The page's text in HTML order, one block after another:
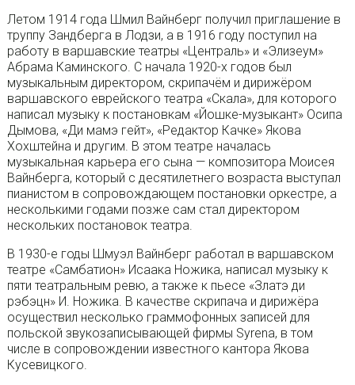
Летом 1914 года Шмил Вайнберг получил приглашение в
труппу Зандберга в Лодзи, а в 1916 году поступил на
работу в варшавские театры «Централь» и «Элизеум»
Абрама Каминского. С начала 1920-х годов был
музыкальным директором, скрипачём и дирижёром
варшавского еврейского театра «Скала», для которого
написал музыку к постановкам «Йошке-музыкант» Осипа
Дымова, «Ди мамэ гейт», «Редактор Качке» Якова
Хохштейна и другим. В этом театре началась
музыкальная карьера его сына — композитора Моисея
Вайнберга, который с десятилетнего возраста выступал
пианистом в сопровождающем постановки оркестре, а
несколькими годами позже сам стал директором
нескольких постановок театра.
В 1930-е годы Шмуэл Вайнберг работал в варшавском
театре «Самбатион» Исаака Ножика, написал музыку к
пяти театральным ревю, а также к пьесе «Златэ ди
рэбэцн» И. Ножика. В качестве скрипача и дирижёра
осуществил несколько граммофонных записей для
польской звукозаписывающей фирмы Syrena, в том
числе в сопровождении известного кантора Якова
Кусевицкого.